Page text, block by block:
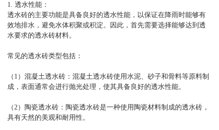
1. 透水性能：
透水砖的主要功能是具备良好的透水性能，以保证在降雨时能够有
效地排水，避免水体积聚或积淀。因此，首先需要选择能够达到透
水要求的透水砖材料。
常见的透水砖类型包括：
（1）混凝土透水砖：混凝土透水砖使用水泥、砂子和骨料等原料制
成，表面通常会进行抛光处理，使其具备良好的透水性能。
（2）陶瓷透水砖：陶瓷透水砖是一种使用陶瓷材料制成的透水砖，
具有天然的美观和耐用性。